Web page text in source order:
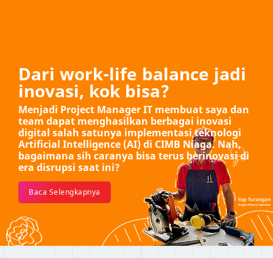
Dari work-life balance jadi
inovasi, kok bisa?
Menjadi Project Manager IT membuat saya dan
team dapat menghasilkan berbagai inovasi
digital salah satunya implementasi teknologi
Artificial Intelligence (AI) di CIMB Niaga. Nah,
bagaimana sih caranya bisa terus berinovasi di
era disrupsi saat ini?
Baca Selengkapnya